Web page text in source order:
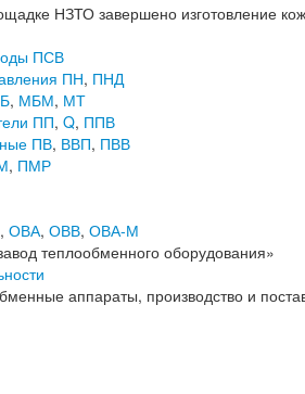
НЗТО завершено изготовление
ПСВ
ПН, ПНД
, МБМ, МТ
ПП, Q, ППВ
ПВ, ВВП, ПВВ
, ПМР
, ОВА, ОВВ, ОВА-М
теплообменного оборудования»
аппараты, производство и